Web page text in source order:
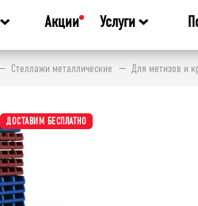
Акции Услуги
Стеллажи металлические Для метизов и
ДОСТАВИМ БЕСПЛАТНО